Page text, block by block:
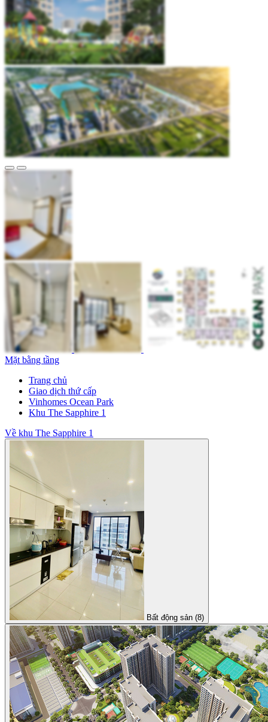
Mặt bằng tầng
Trang chủ
Giao dịch thứ cấp
Vinhomes Ocean Park
Khu The Sapphire 1
Về khu The Sapphire 1
Bất động sản (8)